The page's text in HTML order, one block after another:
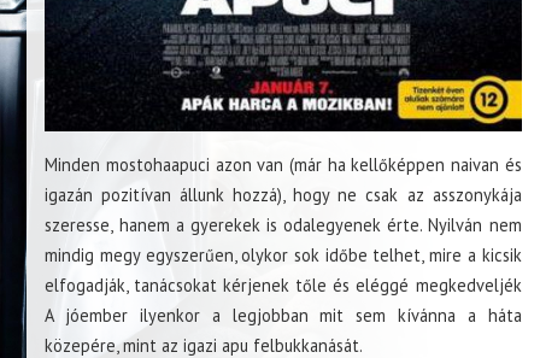
Minden mostohaapuci azon van (már ha kellőképpen naivan és
igazán pozitívan állunk hozzá), hogy ne csak az asszonykája
szeresse, hanem a gyerekek is odalegyenek érte. Nyilván nem
mindig megy egyszerűen, olykor sok időbe telhet, mire a kicsik
elfogadják, tanácsokat kérjenek tőle és eléggé megkedveljék
A jóember ilyenkor a legjobban mit sem kívánna a háta
közepére, mint az igazi apu felbukkanását.